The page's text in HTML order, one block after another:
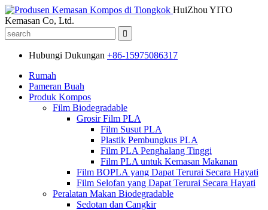
HuiZhou YITO
Kemasan Co, Ltd.
Hubungi Dukungan +86-15975086317
Rumah
Pameran Buah
Produk Kompos
Film Biodegradable
Grosir Film PLA
Film Susut PLA
Plastik Pembungkus PLA
Film PLA Penghalang Tinggi
Film PLA untuk Kemasan Makanan
Film BOPLA yang Dapat Terurai Secara Hayati
Film Selofan yang Dapat Terurai Secara Hayati
Peralatan Makan Biodegradable
Sedotan dan Cangkir